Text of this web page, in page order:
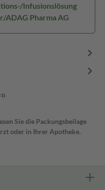
Infusionslösung
ADAG Pharma AG
Sie die Packungsbeilage
oder in Ihrer Apotheke.